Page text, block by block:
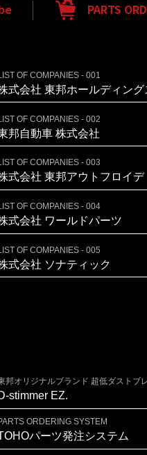
PARTS
OF COMPANIES - 001
式会社 東邦ホールディング
OF COMPANIES - 002
邦自動車 株式会社
OF COMPANIES - 003
式会社 東邦アウトフロイデ
OF COMPANIES - 004
式会社 ワールドパーツ
OF COMPANIES - 005
式会社 ソナティック
邦オリジナルブランド 超低ダストブ
stimmer EZ.
ORDERING SYSTEM
パーツ発注システム